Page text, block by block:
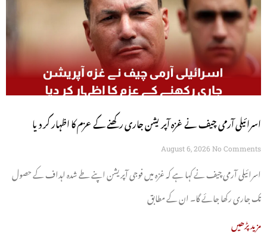
اسرائیلی آرمی چیف نے غزہ آپریشن جاری رکھنے کے عزم کا اظہار کر دیا
August 6, 2026 No Comments
اسرائیلی آرمی چیف نے کہا ہے کہ غزہ میں فوجی آپریشن اپنے طے شدہ اہداف کے حصول
تک جاری رکھا جائے گا۔ ان کے مطابق
مزید پڑھیں